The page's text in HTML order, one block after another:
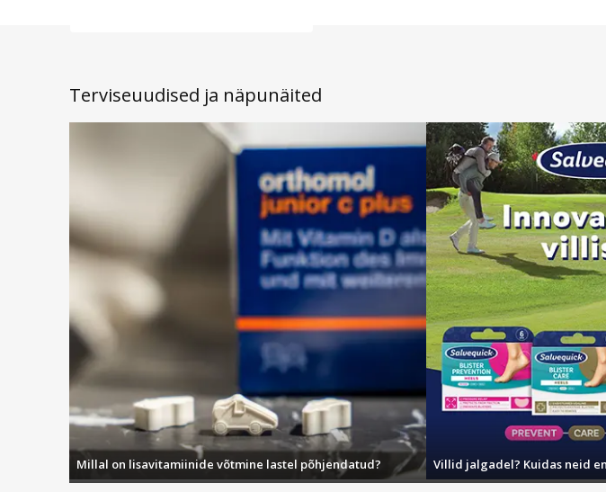
Terviseuudised ja näpunäited
Millal on lisavitamiinide võtmine lastel põhjendatud? Villid jalgadel? Kuidas neid